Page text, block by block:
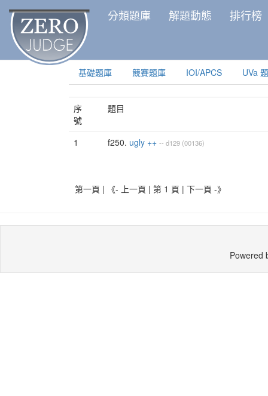
分類題庫 解題動態 排行榜
基礎題庫 競賽題庫 IOI/APCS UVa
序
號
題目
1 f250. ugly ++ -- d129 (00136)
第一頁 | 《- 上一頁 | 第 1 頁 | 下一頁 -》
Powered